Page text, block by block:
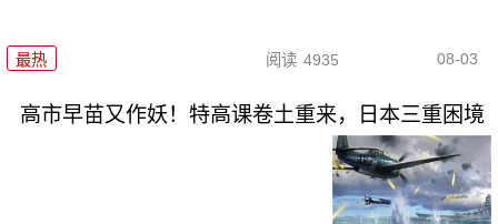
最热 阅读 4935 08-03
高市早苗又作妖！特高课卷土重来，日本三重困境